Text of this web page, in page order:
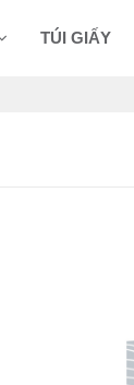
TÚI GIẤY